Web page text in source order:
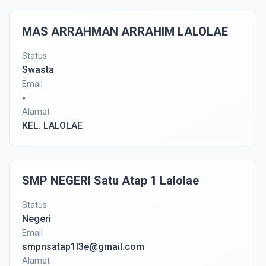
MAS ARRAHMAN ARRAHIM LALOLAE
Status
Swasta
Email
-
Alamat
KEL. LALOLAE
SMP NEGERI Satu Atap 1 Lalolae
Status
Negeri
Email
smpnsatap1l3e@gmail.com
Alamat